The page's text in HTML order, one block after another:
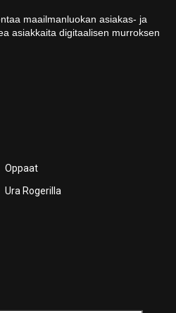
maailmanluokan asiakas- ja
asiakkaita digitaalisen murroksen
Oppaat
Ura Rogerilla